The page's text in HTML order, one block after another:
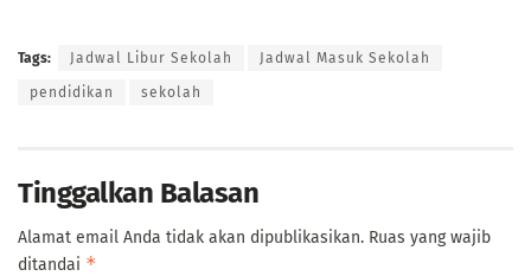
Tags: Jadwal Libur Sekolah Jadwal Masuk Sekolah
pendidikan sekolah
Tinggalkan Balasan
Alamat email Anda tidak akan dipublikasikan. Ruas yang wajib
ditandai *